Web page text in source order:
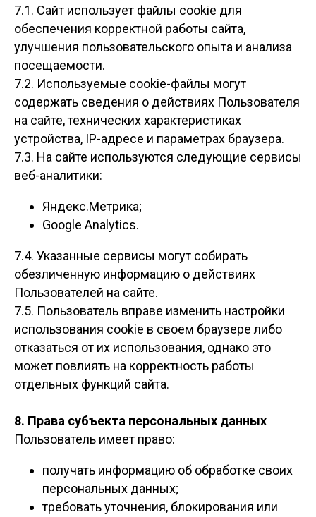
7.1. Сайт использует файлы cookie для
обеспечения корректной работы сайта,
улучшения пользовательского опыта и анализа
посещаемости.
7.2. Используемые cookie-файлы могут
содержать сведения о действиях Пользователя
на сайте, технических характеристиках
устройства, IP-адресе и параметрах браузера.
7.3. На сайте используются следующие сервисы
веб-аналитики:
Яндекс.Метрика;
Google Analytics.
7.4. Указанные сервисы могут собирать
обезличенную информацию о действиях
Пользователей на сайте.
7.5. Пользователь вправе изменить настройки
использования cookie в своем браузере либо
отказаться от их использования, однако это
может повлиять на корректность работы
отдельных функций сайта.
8. Права субъекта персональных данных
Пользователь имеет право:
получать информацию об обработке своих
персональных данных;
требовать уточнения, блокирования или